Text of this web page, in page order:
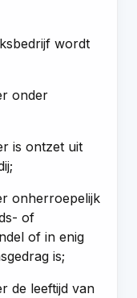
wordt
onder
is ontzet uit
onherroepelijk
of
of in enig
is;
de leeftijd van